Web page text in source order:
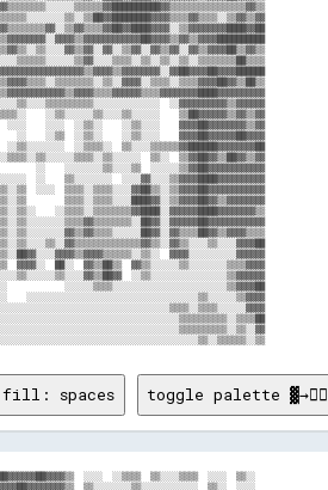
fill: spaces toggle palette ▓→✊🏽
░░▒▒  ▒▒▒▒░░░░░░░░
░░░░░░▓▓██▒▒██▓▓▓▓████▒▒██▓▓▓▓▓▓▒▒▒▒▒▒░░▒▒▒▒▒▒▒▒▒▒░░▒▒▒▒░░▒▒▒▒░░▒▒▒▒░░▒▒▒▒░░░░░░░░░░▒▒▒▒▒▒▒▒▓▓▒▒▒▒▒▒▒▒▒▒▒▒░░░░░░░░  ▒▒    ░░░░░░▒▒░░  
░░░░░░▓▓██▓▓▓▓▓▓██▓▓▓▓▓▓▒▒▓▓▒▒▓▓▒▒▒▒▒▒▒▒▒▒▓▓▒▒▒▒▒▒▒▒▒▒▒▒▒▒▓▓▒▒▓▓▓▓▓▓▓▓▒▒░░▒▒░░░░░░▒▒░░░░▒▒▓▓▓▓▒▒▓▓▒▒▒▒░░░░░░░░░░░░░░░░░░  ▒▒░░▒▒░░░░  
░░▒▒░░▒▒████▓▓▓▓██▓▓▓▓██▓▓▓▓▓▓▓▓▒▒░░░░▒▒▒▒████▓▓▓▓▓▓▓▓▓▓▓▓▓▓▓▓▓▓▓▓▒▒░░▒▒░░▒▒░░▒▒░░▒▒▒▒▒▒▓▓▓▓▓▓▒▒▓▓▒▒▒▒▒▒▒▒░░░░░░░░▒▒░░░░  ░░▒▒▒▒▒▒░░░░
░░▒▒░░░░▓▓██▓▓██▓▓██▓▓████▓▓▓▓▒▒▓▓▒▒░░░░▒▒▒▒▒▒▓▓▓▓▒▒▒▒▓▓▒▒▒▒▒▒▒▒░░▒▒░░░░▒▒░░░░▒▒░░░░▒▒▒▒▓▓▓▓▓▓▓▓▓▓▒▒▓▓▒▒▒▒░░░░▒▒░░  ░░░░░░▒▒▒▒░░▒▒▒▒░░
▒▒░░▒▒▒▒░░▓▓▓▓▓▓▓▓██▓▓▓▓██████▒▒▓▓▒▒▒▒░░▒▒▒▒▒▒▓▓▓▓▒▒▒▒▒▒▒▒▒▒▒▒▒▒▒▒░░░░▒▒░░░░▒▒░░░░▒▒▒▒▒▒▓▓▓▓▓▓▓▓▓▓▒▒▒▒▓▓▒▒▓▓░░░░▒▒░░▒▒░░  ▒▒░░░░░░▒▒▒▒
░░░░░░░░░░░░▒▒▓▓▓▓██▓▓▓▓████████▓▓▒▒▒▒▒▒▒▒▒▒▒▒▒▒▓▓▓▓▒▒▓▓▒▒▒▒▒▒▒▒▒▒▒▒▒▒▒▒░░░░░░░░▒▒▒▒▒▒▓▓▓▓▓▓▓▓▓▓▓▓▒▒▓▓▓▓▒▒▒▒░░░░▒▒░░▒▒▒▒░░▒▒▒▒░░░░▒▒▒▒
░░▒▒░░░░▒▒░░░░▒▒▓▓▓▓██▓▓▓▓████████▓▓▒▒▓▓▒▒▒▒░░▒▒▒▒▒▒▒▒▒▒▒▒▒▒▒▒░░░░░░░░▒▒▒▒░░░░▒▒▒▒▒▒▓▓▓▓▓▓▓▓▓▓▓▓▓▓▒▒▒▒▒▒▒▒░░▒▒▒▒░░░░░░░░░░▒▒▒▒░░░░▒▒░░
▒▒░░░░▒▒░░▒▒░░▓▓▓▓██▓▓▓▓▓▓██████████▓▓▓▓▒▒▒▒▒▒▒▒▒▒▒▒▒▒▒▒▒▒▒▒▒▒░░░░░░░░▒▒░░░░░░▒▒▒▒▒▒▒▒▓▓▓▓▓▓▒▒▓▓▓▓▓▓▒▒▓▓▒▒▒▒▒▒░░░░░░░░▒▒░░▒▒▒▒░░▓▓▒▒░░
▒▒░░▒▒░░░░▒▒▒▒▒▒██▓▓▒▒▒▒▓▓██▓▓██████████▓▓▓▓▒▒▒▒▒▒░░░░░░░░▒▒░░░░▒▒▒▒▓▓▓▓▒▒▓▓▓▓▓▓▒▒▒▒▓▓▓▓██▓▓▒▒██▓▓▒▒▒▒▓▓▒▒░░▒▒▒▒▒▒▒▒▒▒▓▓▒▒▓▓▒▒░░▒▒▒▒▓▓
░░▒▒▒▒▒▒░░▒▒▒▒▒▒▓▓▓▓▓▓▓▓▓▓██▓▓▓▓██████████▓▓▓▓▒▒▒▒░░▒▒░░░░▒▒▒▒░░░░▓▓▒▒▓▓▒▒░░▓▓▓▓▓▓▓▓████▒▒▓▓▓▓▓▓▓▓▓▓██▓▓▓▓▓▓▓▓▓▓▓▓▓▓▓▓▒▒▒▒▒▒▓▓▓▓▓▓▓▓▓▓
▒▒░░▒▒░░▒▒▓▓▓▓░░▓▓██▒▒▓▓▒▒██▓▓▓▓████▓▓████████▓▓▒▒▒▒▒▒▒▒░░▒▒░░▒▒▒▒░░▒▒▒▒▒▒▒▒░░▒▒▓▓▒▒▒▒▒▒▒▒▒▒██▒▒██▒▒██▒▒▒▒██░░██▒▒▓▓░░▓▓▒▒▒▒▒▒██▒▒▒▒░░
▒▒░░▒▒▓▓▓▓██▒▒░░▓▓██▒▒▒▒▒▒██▓▓▓▓██████████████▓▓▓▓▒▒▒▒▒▒░░▒▒░░▒▒▒▒░░░░░░▒▒░░▓▓░░░░▒▒▒▒▒▒░░▒▒▒▒▒▒▓▓▒▒▒▒▓▓▒▒▒▒▓▓▒▒▓▓░░▒▒░░░░▒▒▒▒▒▒▓▓░░▒▒
▓▓▓▓▓▓██▒▒▓▓▓▓▒▒▒▒██▒▒░░▒▒██▓▓████████████████████▓▓▒▒▒▒▒▒▒▒▒▒▒▒▒▒▓▓▓▓▓▓▓▓▓▓▓▓▓▓▓▓██▓▓▓▓██▓▓▓▓▓▓▒▒▓▓██▓▓▓▓▓▓▓▓▓▓▒▒▓▓▓▓▓▓▒▒▓▓▓▓▒▒▓▓▓▓▓▓
██▓▓▓▓▒▒▒▒░░░░▓▓▓▓▓▓▒▒░░▒▒██▓▓████▓▓██▓▓██████████▓▓▓▓▒▒▒▒▓▓▒▒▓▓▓▓▓▓▓▓░░▓▓░░▒▒▒▒▓▓██▒▒▒▒▒▒▒▒▒▒▓▓▓▓▒▒▒▒▒▒▓▓▓▓▒▒▒▒▓▓░░▒▒▒▒▒▒▓▓▓▓▒▒▒▒▒▒▒▒
▒▒░░▓▓▒▒░░▒▒░░▓▓▓▓██▒▒▒▒▓▓██▓▓████▓▓▓▓▒▒▓▓▓▓██▓▓▓▓▒▒▒▒▓▓▓▓▓▓▓▓▒▒░░▒▒▒▒▒▒▒▒▓▓▓▓▒▒▓▓▓▓▓▓▓▓▓▓██▒▒████▓▓▓▓██▓▓████▓▓▓▓▓▓▒▒▒▒▒▒▓▓▓▓▓▓▓▓▓▓▓▓
▓▓▓▓▓▓▒▒▒▒▒▒░░██████▓▓▓▓████▓▓▓▓██▓▓▒▒░░▒▒▓▓▓▓▓▓▒▒    ▒▒▒▒░░░░      ░░  ░░▒▒▒▒▒▒▓▓██▒▒▓▓▓▓▓▓▓▓████▒▒▓▓▓▓▓▓▓▓▓▓▒▒  ░░░░░░░░▒▒░░▓▓▒▒▓▓▒▒
▓▓▓▓▓▓░░▒▒▒▒░░██▓▓▓▓▓▓▒▒▒▒▓▓░░░░▓▓▓▓░░    ▒▒▒▒▓▓▒▒    ░░    ░░          ░░░░░░▒▒▒▒▒▒    ▓▓▓▓░░▒▒▒▒▒▒░░░░▒▒▓▓▓▓░░    ▒▒░░░░▒▒░░▒▒▓▓▒▒▓▓
▓▓▒▒▓▓▒▒▒▒▒▒▒▒▓▓██▓▓▓▓▒▒░░░░    ░░▓▓░░    ▒▒▒▒▒▒▒▒    ░░          ░░    ░░▒▒░░  ░░▒▒    ▓▓▒▒  ░░▓▓▒▒    ▒▒▓▓▒▒░░    ░░░░  ▒▒░░▓▓▓▓▓▓▓▓
██▒▒██▒▒▒▒░░░░▒▒▓▓▓▓▒▒    ░░    ▒▒▓▓▒▒  ░░▓▓▒▒▒▒▓▓░░░░▒▒░░  ▒▒░░  ▒▒░░  ░░▒▒░░    ▒▒    ▓▓▒▒  ░░▓▓▓▓    ▒▒██▒▒▒▒    ▒▒▒▒░░▒▒▒▒▓▓████▓▓
██▒▒▓▓▒▒▒▒    ▒▒▓▓▓▓▒▒    ░░    ▒▒▓▓▓▓▒▒▓▓▓▓▒▒▒▒▒▒░░▒▒▒▒░░▒▒▒▒░░░░▒▒░░░░░░░░░░  ░░▒▒░░▒▒██▓▓  ░░▓▓▓▓░░  ▓▓▓▓▓▓▒▒░░░░▓▓░░  ░░░░░░▓▓▓▓▓▓
▓▓▒▒██▒▒▒▒  ░░░░▓▓▓▓▓▓▒▒▒▒▓▓▒▒░░▓▓▓▓▒▒░░░░░░░░  ▓▓  ░░▒▒      ░░    ░░░░    ▒▒▓▓▒▒▓▓▒▒▓▓▒▒▒▒▒▒▓▓▓▓▓▓▓▓░░▓▓▒▒  ▒▒    ▓▓▒▒  ▒▒░░░░▓▓██▓▓
▓▓▒▒▓▓▒▒░░▒▒░░░░▒▒▓▓▓▓░░  ██▒▒      ▓▓░░▒▒▒▒▒▒░░▒▒░░▓▓▓▓  ░░  ░░░░░░░░░░▒▒░░          ░░    ░░░░  ▓▓▓▓░░▓▓██  ░░░░░░▓▓▒▒  ▒▒▒▒░░▒▒▓▓▓▓
██▒▒▓▓▓▓░░▒▒░░▓▓▒▒▒▒██░░░░▓▓▒▒░░░░░░▒▒▒▒▓▓▒▒▒▒▒▒░░░░████░░▓▓░░░░░░░░▒▒▒▒▓▓░░▒▒░░░░▒▒  ░░    ▒▒░░░░░░▒▒  ░░██▒▒░░░░░░▒▒░░  ░░░░░░▒▒▒▒▓▓
██▓▓▒▒██░░▓▓▒▒▓▓▒▒▓▓██░░░░▒▒▒▒░░▓▓░░▒▒▒▒▓▓▒▒▒▒▓▓░░░░▓▓▓▓░░░░░░▓▓░░░░▒▒▒▒▒▒▒▒▓▓▒▒░░▓▓  ░░░░  ▒▒▒▒▓▓▒▒▓▓░░░░██░░▒▒░░▒▒▒▒░░  ▒▒░░░░▓▓▓▓▒▒
██▓▓▒▒▓▓▒▒▓▓▒▒▓▓▒▒▓▓▓▓░░░░▒▒▒▒░░▓▓░░▒▒▒▒▒▒░░▒▒▓▓▒▒▒▒▓▓▓▓░░░░░░▒▒░░▒▒▒▒▒▒░░▒▒▓▓▒▒░░▒▒        ▒▒▒▒▓▓▒▒▒▒░░░░▓▓░░░░░░▒▒▒▒░░░░▒▒░░░░▓▓▓▓░░
▓▓▓▓▒▒▓▓▓▓▒▒▒▒▒▒▒▒▓▓▒▒░░▒▒▒▒▒▒░░░░░░▒▒▒▒▒▒▓▓██▓▓░░▓▓▓▓▓▓░░▒▒▒▒░░░░▒▒▒▒▒▒▒▒▒▒▓▓▒▒░░▓▓░░    ░░▓▓▒▒▓▓▒▒▒▒▒▒░░▒▒░░░░░░▒▒▒▒░░░░▒▒▒▒▒▒████▓▓
▒▒▓▓▒▒▒▒▓▓▒▒▓▓▓▓▓▓▒▒▒▒▒▒░░░░▒▒░░░░▓▓▓▓▒▒▒▒▓▓██▓▓░░▓▓▒▒▓▓░░▒▒▒▒░░░░▒▒▒▒▓▓▒▒▒▒▓▓▒▒░░██░░░░▒▒░░▓▓▒▒▓▓▒▒▒▒▒▒▒▒░░▒▒▒▒░░░░░░▒▒  ▒▒░░▒▒██▓▓▓▓
▓▓▓▓▓▓▒▒▓▓▓▓▓▓▒▒▒▒▒▒▒▒▒▒▒▒░░▒▒░░░░██▓▓▒▒▒▒████▓▓░░▓▓▒▒▓▓░░░░░░▒▒░░▒▒▒▒▒▒▒▒▒▒▓▓▒▒░░▓▓░░░░▓▓░░▓▓▒▒▓▓▒▒▒▒░░░░░░▒▒░░░░░░░░░░░░▒▒░░▒▒▓▓▓▓▓▓
▓▓▓▓▓▓▒▒▒▒██▓▓▓▓▓▓▒▒▒▒▒▒░░▒▒░░▒▒░░████▒▒▒▒██▓▓▒▒░░▓▓▓▓▓▓▒▒░░▒▒▓▓░░░░▒▒░░▒▒▒▒▓▓▒▒░░▓▓░░░░▒▒░░▓▓▒▒▒▒▓▓▒▒▒▒▒▒▒▒▒▒▒▒░░░░░░░░░░▒▒░░░░▓▓▓▓██
██▒▒██▓▓░░